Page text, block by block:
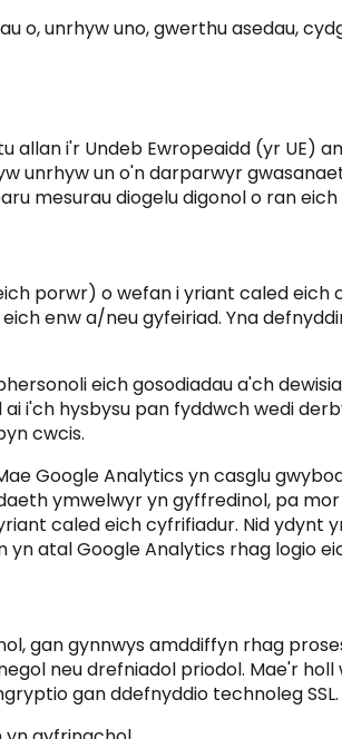
o, unrhyw uno, gwerthu asedau,
allan i'r Undeb Ewropeaidd (yr UE)
unrhyw un o'n darparwyr
mesurau diogelu digonol o ran
porwr) o wefan i yriant caled eich
enw a/neu gyfeiriad. Yna
eich gosodiadau a'ch
i'ch hysbysu pan fyddwch wedi
cwcis.
Google Analytics yn casglu
ymwelwyr yn gyffredinol, pa
caled eich cyfrifiadur. Nid ydynt
atal Google Analytics rhag logio
gan gynnwys amddiffyn rhag
neu drefniadol priodol. Mae'r
gan ddefnyddio technoleg SSL.